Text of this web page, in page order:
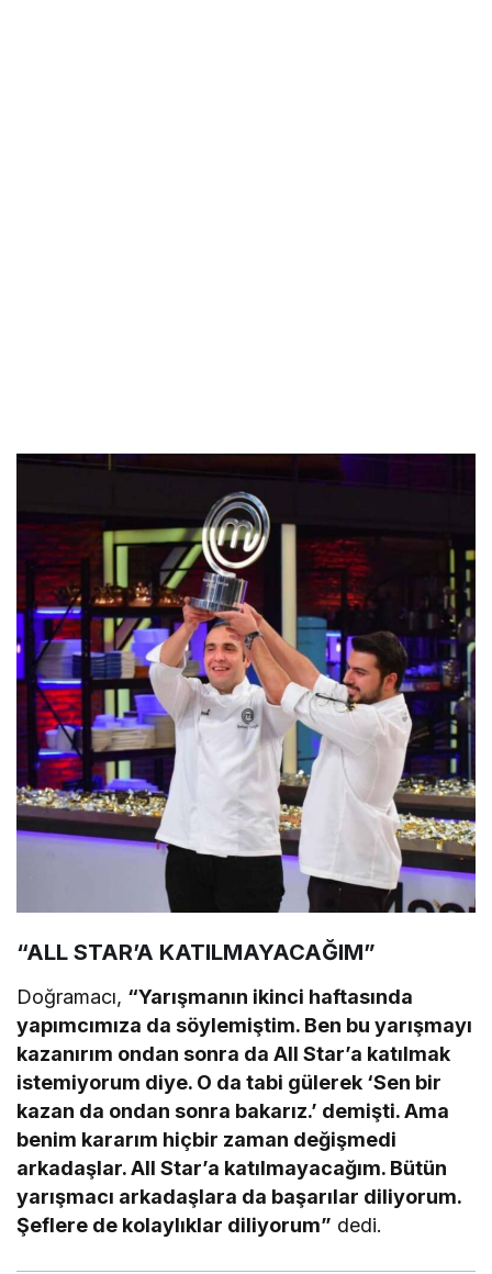
“ALL STAR’A KATILMAYACAĞIM”
Doğramacı, “Yarışmanın ikinci haftasında
yapımcımıza da söylemiştim. Ben bu yarışmayı
kazanırım ondan sonra da All Star’a katılmak
istemiyorum diye. O da tabi gülerek ‘Sen bir
kazan da ondan sonra bakarız.’ demişti. Ama
benim kararım hiçbir zaman değişmedi
arkadaşlar. All Star’a katılmayacağım. Bütün
yarışmacı arkadaşlara da başarılar diliyorum.
Şeflere de kolaylıklar diliyorum” dedi.